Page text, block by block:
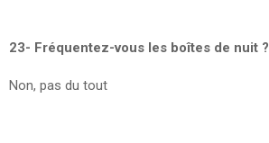
23- Fréquentez-vous les boîtes de nuit ?
Non, pas du tout